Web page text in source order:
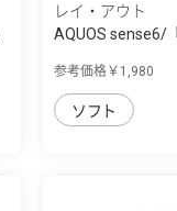
レイ・アウト
AQUOS sense6/
参考価格￥1,980
ソフト